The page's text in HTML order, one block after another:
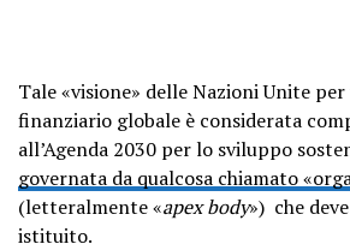
Tale «visione» delle Nazioni Unite
finanziario globale è considerata
all’Agenda 2030 per lo sviluppo
governata da qualcosa chiamato
(letteralmente «apex body») che
istituito.